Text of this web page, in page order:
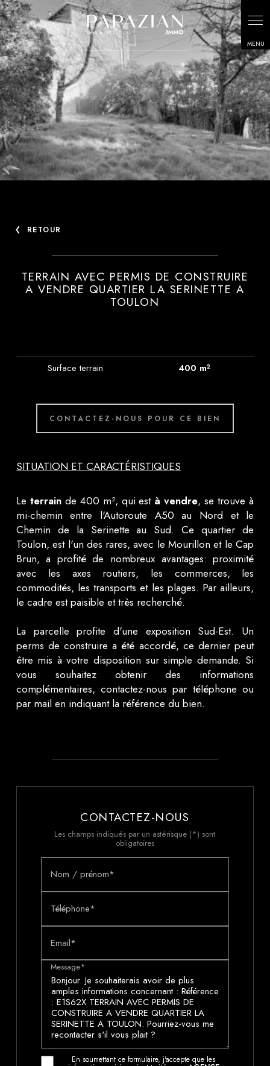
RETOUR
TERRAIN AVEC PERMIS DE CONSTRUIRE
A VENDRE QUARTIER LA SERINETTE A
TOULON
Surface terrain 400 m²
CONTACTEZ-NOUS POUR CE BIEN
SITUATION ET CARACTÉRISTIQUES
Le terrainde 400 m², qui est à vendre, se trouve à
mi-chemin entre l'Autoroute A50 au Nord et le
Chemin de la Serinette au Sud. Ce quartier de
Toulon, est l'un des rares, avec le Mourillon et le Cap
Brun, a profité de nombreux avantages: proximité
avec les axes routiers, les commerces, les
commodités, les transports et les plages. Par ailleurs,
le cadre est paisible et très recherché.
La parcelle profite d'une exposition Sud-Est. Un
perms de construire a été accordé, ce dernier peut
être mis à votre disposition sur simple demande. Si
vous souhaitez obtenir des informations
complémentaires, contactez-nous par téléphone ou
par mail en indiquant la référence du bien.
CONTACTEZ-NOUS
Les champs indiqués par un astérisque (*) sont
obligatoires
Nom / prénom*
Téléphone*
Email*
Message*
En soumettant ce formulaire, j'accepte que les
Panneau de gestion des cookies